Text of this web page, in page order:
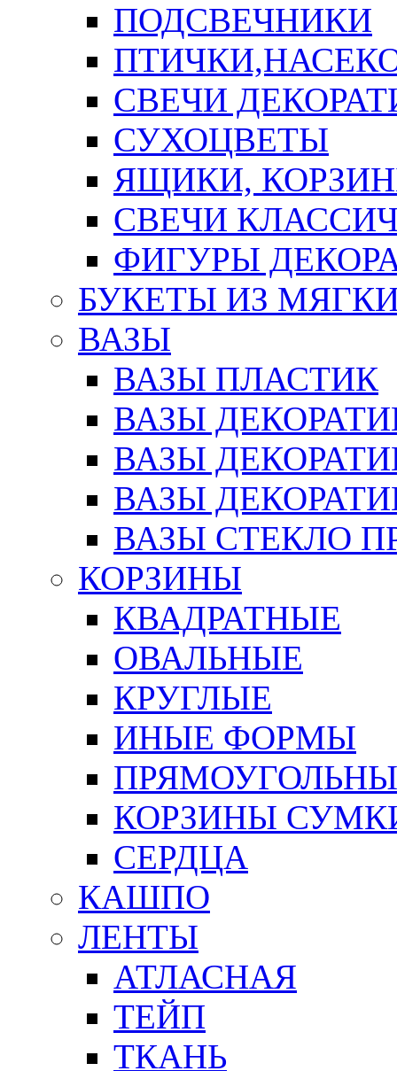
ПОДСВЕЧНИКИ
СВЕЧИ
СУХОЦВЕТЫ
ЯЩИКИ,
СВЕЧИ
ФИГУРЫ
БУКЕТЫ ИЗ
ВАЗЫ
ВАЗЫ ПЛАСТИК
ВАЗЫ
ВАЗЫ
ВАЗЫ
ВАЗЫ СТЕКЛО
КОРЗИНЫ
КВАДРАТНЫЕ
ОВАЛЬНЫЕ
КРУГЛЫЕ
ИНЫЕ ФОРМЫ
КОРЗИНЫ
СЕРДЦА
КАШПО
ЛЕНТЫ
АТЛАСНАЯ
ТЕЙП
ТКАНЬ